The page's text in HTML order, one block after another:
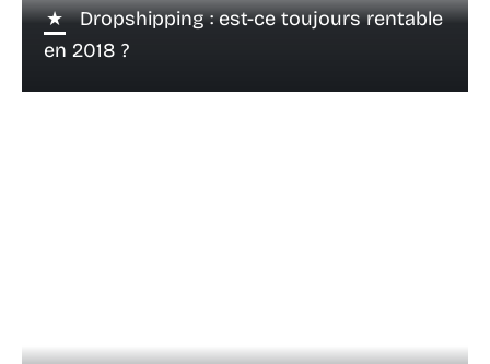
Dropshipping : est-ce toujours rentable
en 2018 ?